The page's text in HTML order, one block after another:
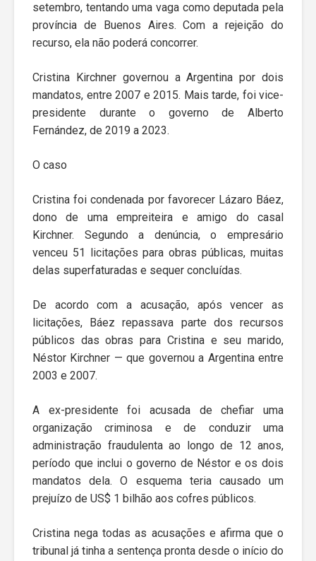
setembro, tentando uma vaga como deputada pela
província de Buenos Aires. Com a rejeição do
recurso, ela não poderá concorrer.
Cristina Kirchner governou a Argentina por dois
mandatos, entre 2007 e 2015. Mais tarde, foi vice-
presidente durante o governo de Alberto
Fernández, de 2019 a 2023.
O caso
Cristina foi condenada por favorecer Lázaro Báez,
dono de uma empreiteira e amigo do casal
Kirchner. Segundo a denúncia, o empresário
venceu 51 licitações para obras públicas, muitas
delas superfaturadas e sequer concluídas.
De acordo com a acusação, após vencer as
licitações, Báez repassava parte dos recursos
públicos das obras para Cristina e seu marido,
Néstor Kirchner — que governou a Argentina entre
2003 e 2007.
A ex-presidente foi acusada de chefiar uma
organização criminosa e de conduzir uma
administração fraudulenta ao longo de 12 anos,
período que inclui o governo de Néstor e os dois
mandatos dela. O esquema teria causado um
prejuízo de US$ 1 bilhão aos cofres públicos.
Cristina nega todas as acusações e afirma que o
tribunal já tinha a sentença pronta desde o início do